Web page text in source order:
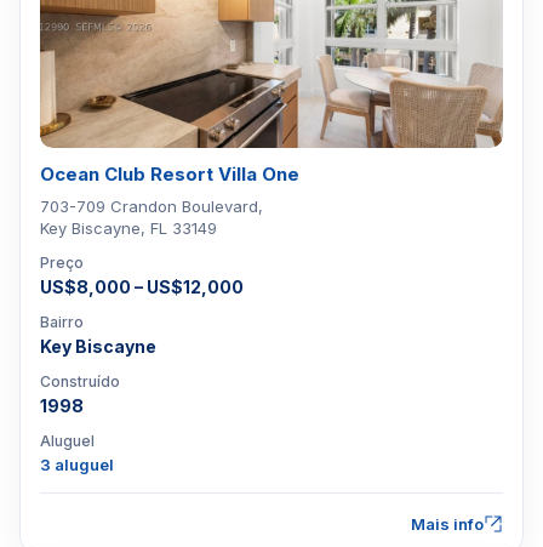
Ocean Club Resort Villa One
703-709 Crandon Boulevard,
Key Biscayne, FL 33149
Preço
US$8,000 – US$12,000
Bairro
Key Biscayne
Construído
1998
Aluguel
3 aluguel
Mais info